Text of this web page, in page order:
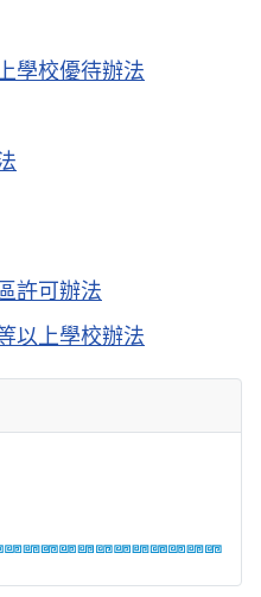
學校優待辦法
許可辦法
以上學校辦法